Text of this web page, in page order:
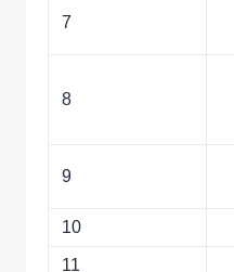
7
8
9
10
11